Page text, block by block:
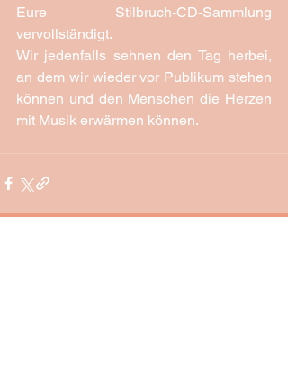
Eure
vervollständigt.
Wir jedenfalls sehnen den Tag herbei,
an dem wir wieder vor Publikum stehen
können und den Menschen die Herzen
mit Musik erwärmen können.